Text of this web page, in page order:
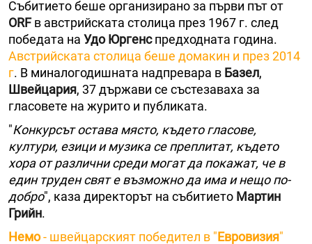
Събитието беше организирано за първи път от
ORFв австрийската столица през 1967 г. след
победата на Удо Юргенспредходната година.
Австрийската столица беше домакин и през 2014
г. В миналогодишната надпревара в Базел,
Швейцария, 37 държави се състезаваха за
гласовете на журито и публиката.
"Конкурсът остава място, където гласове,
култури, езици и музика се преплитат, където
хора от различни среди могат да покажат, че в
един труден свят е възможно да има и нещо по-
добро", каза директорът на събитието Мартин
Грийн.
Немо- швейцарският победител в "Евровизия"